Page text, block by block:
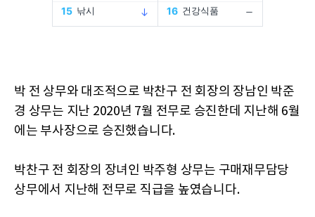
박 전 상무와 대조적으로 박찬구 전 회장의 장남인 박준
경 상무는 지난 2020년 7월 전무로 승진한데 지난해 6월
에는 부사장으로 승진했습니다.
박찬구 전 회장의 장녀인 박주형 상무는 구매재무담당
상무에서 지난해 전무로 직급을 높였습니다.